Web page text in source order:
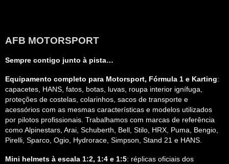
AFB MOTORSPORT
Sempre contigo junto à pista…
Equipamento completo para Motorsport, Fórmula 1 e Karting:
capacetes, HANS, fatos, botas, luvas, roupa interior ignífuga,
proteções de costelas, colarinhos, sacos de transporte e
acessórios com as mesmas características e modelos utilizados
por pilotos profissionais. Trabalhamos com marcas de referência
como Alpinestars, Arai, Schuberth, Bell, Stilo, HRX, Puma, Bengio,
Pirelli, Sparco, Ogio, Hydrorace, Simpson, Stand 21 e HANS.
Mini helmets à escala 1:2, 1:4 e 1:5: réplicas oficiais dos